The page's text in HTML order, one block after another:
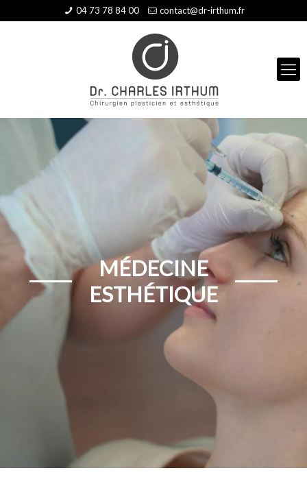
04 73 78 84 00 contact@dr-irthum.fr
MÉDECINE
ESTHÉTIQUE